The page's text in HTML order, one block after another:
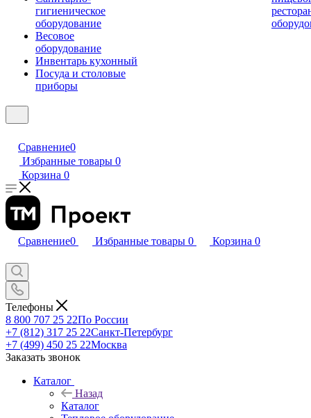
гигиеническое
оборудование
Весовое
оборудование
Инвентарь кухонный
Посуда и столовые
приборы
Сравнение0
Избранные товары 0
Корзина 0
Сравнение0 Избранные товары 0 Корзина 0
Телефоны
8 800 707 25 22По России
+7 (812) 317 25 22Санкт-Петербург
+7 (499) 450 25 22Москва
Заказать звонок
Каталог
Назад
Каталог